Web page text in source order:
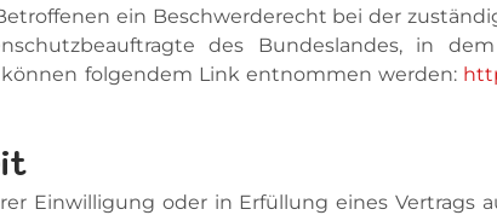
ein Beschwerderecht bei der
des Bundeslandes, in
folgendem Link entnommen werden:
Einwilligung oder in Erfüllung eines